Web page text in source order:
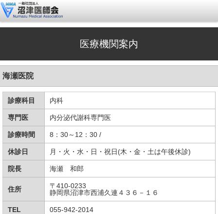
医療機関案内
海瀬医院
診療科目 内科
専門医 内分泌代謝科専門医
診療時間 8：30～12：30 /
休診日 月・火・水・日・祝日(木・金・土は午後休診)
院長 海瀬 和郎
住所
〒410-0233
静岡県沼津市西浦久連４３６－１６
TEL 055-942-2014